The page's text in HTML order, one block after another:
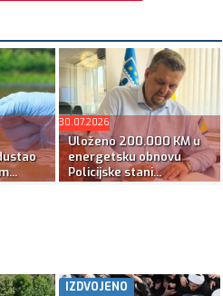
30.07.2026
Uloženo 200.000 KM u
energetsku obnovu
Policijske stani...
IZDVOJENO